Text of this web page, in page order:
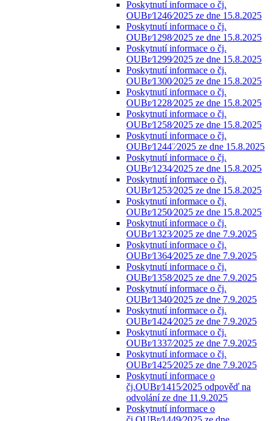
Poskytnutí informace o čj.
OUBr⁄1246⁄2025 ze dne 15.8.2025
Poskytnutí informace o čj.
OUBr⁄1298⁄2025 ze dne 15.8.2025
Poskytnutí informace o čj.
OUBr⁄1299⁄2025 ze dne 15.8.2025
Poskytnutí informace o čj.
OUBr⁄1300⁄2025 ze dne 15.8.2025
Poskytnutí informace o čj.
OUBr⁄1228⁄2025 ze dne 15.8.2025
Poskytnutí informace o čj.
OUBr⁄1258⁄2025 ze dne 15.8.2025
Poskytnutí informace o čj.
OUBr⁄1244¨⁄2025 ze dne 15.8.2025
Poskytnutí informace o čj.
OUBr⁄1234⁄2025 ze dne 15.8.2025
Poskytnutí informace o čj.
OUBr⁄1253⁄2025 ze dne 15.8.2025
Poskytnutí informace o čj.
OUBr⁄1250⁄2025 ze dne 15.8.2025
Poskytnutí informace o čj.
OUBr⁄1323⁄2025 ze dne 7.9.2025
Poskytnutí informace o čj.
OUBr⁄1364⁄2025 ze dne 7.9.2025
Poskytnutí informace o čj.
OUBr⁄1358⁄2025 ze dne 7.9.2025
Poskytnutí informace o čj.
OUBr⁄1340⁄2025 ze dne 7.9.2025
Poskytnutí informace o čj.
OUBr⁄1424⁄2025 ze dne 7.9.2025
Poskytnutí informace o čj.
OUBr⁄1337⁄2025 ze dne 7.9.2025
Poskytnutí informace o čj.
OUBr⁄1425⁄2025 ze dne 7.9.2025
Poskytnutí informace o
čj.OUBr⁄1415⁄2025 odpověď na
odvolání ze dne 11.9.2025
Poskytnutí informace o